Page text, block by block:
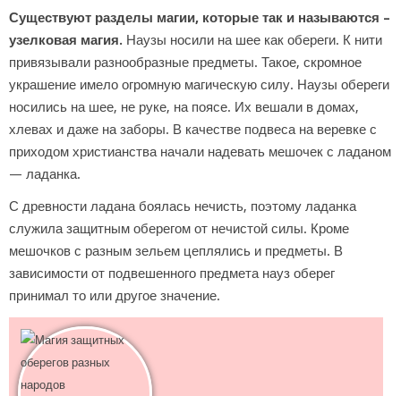
Существуют разделы магии, которые так и называются –
узелковая магия. Наузы носили на шее как обереги. К нити
привязывали разнообразные предметы. Такое, скромное
украшение имело огромную магическую силу. Наузы обереги
носились на шее, не руке, на поясе. Их вешали в домах,
хлевах и даже на заборы. В качестве подвеса на веревке с
приходом христианства начали надевать мешочек с ладаном
— ладанка.
С древности ладана боялась нечисть, поэтому ладанка
служила защитным оберегом от нечистой силы. Кроме
мешочков с разным зельем цеплялись и предметы. В
зависимости от подвешенного предмета науз оберег
принимал то или другое значение.